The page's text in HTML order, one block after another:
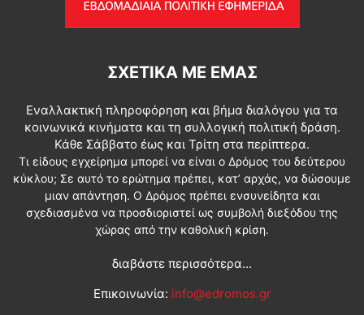
ΣΧΕΤΙΚΆ ΜΕ ΕΜΆΣ
Εναλλακτική πληροφόρηση και βήμα διαλόγου για τα
κοινωνικά κινήματα και τη συλλογική πολιτική δράση.
Κάθε Σάββατο έως και Τρίτη στα περίπτερα.
Τι είδους εγχείρημα μπορεί να είναι ο Δρόμος του δεύτερου
κύκλου; Σε αυτό το ερώτημα πρέπει, κατ’ αρχάς, να δώσουμε
μιαν απάντηση. Ο Δρόμος πρέπει ενσυνείδητα και
σχεδιασμένα να προσδιοριστεί ως συμβολή διεξόδου της
χώρας από την καθολική κρίση.
διαβάστε περισσότερα...
Επικοινωνία: info@edromos.gr